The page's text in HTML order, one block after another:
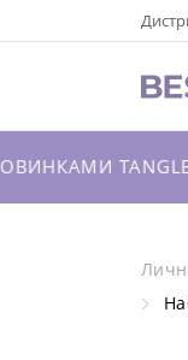
TANGLE
О
О